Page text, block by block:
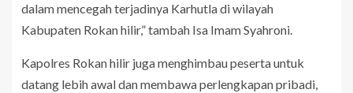
dalam mencegah terjadinya Karhutla di wilayah
Kabupaten Rokan hilir,” tambah Isa Imam Syahroni.
Kapolres Rokan hilir juga menghimbau peserta untuk
datang lebih awal dan membawa perlengkapan pribadi,